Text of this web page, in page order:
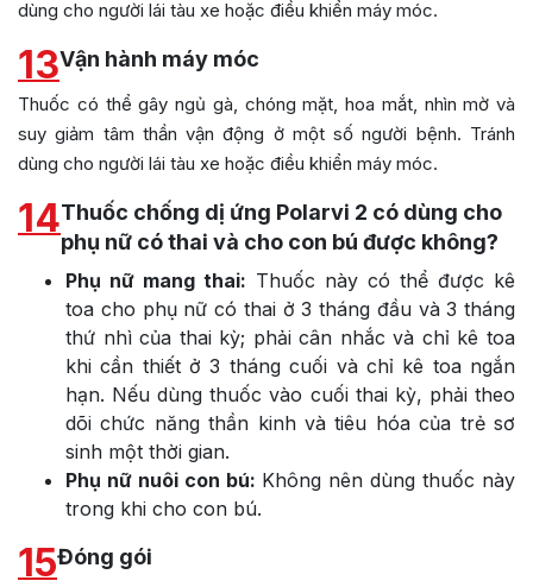
dùng cho người lái tàu xe hoặc điều khiển máy móc.
13Vận hành máy móc
Thuốc có thể gây ngủ gà, chóng mặt, hoa mắt, nhìn mờ và
suy giảm tâm thần vận động ở một số người bệnh. Tránh
dùng cho người lái tàu xe hoặc điều khiển máy móc.
14Thuốc chống dị ứng Polarvi 2 có dùng cho
phụ nữ có thai và cho con bú được không?
Phụ nữ mang thai: Thuốc này có thể được kê
toa cho phụ nữ có thai ở 3 tháng đầu và 3 tháng
thứ nhì của thai kỳ; phải cân nhắc và chỉ kê toa
khi cần thiết ở 3 tháng cuối và chỉ kê toa ngắn
hạn. Nếu dùng thuốc vào cuối thai kỳ, phải theo
dõi chức năng thần kinh và tiêu hóa của trẻ sơ
sinh một thời gian.
Phụ nữ nuôi con bú: Không nên dùng thuốc này
trong khi cho con bú.
15Đóng gói